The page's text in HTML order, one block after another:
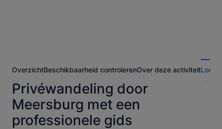
OverzichtBeschikbaarheid controlerenOver deze activiteit
Privéwandeling door
Meersburg met een
professionele gids